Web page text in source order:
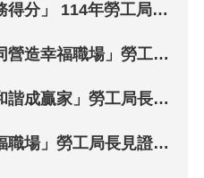
「勞政績效優異 市政服務得分」 114年勞工局年終施政成果發表
「維穩和諧勞資關係 共同營造幸福職場」勞工局長見證正道公司企業工會與正道公司簽訂團體協約
「接單穩健助成長 勞資和諧成贏家」勞工局長見證東陽實業廠(股)公司企業工會與東陽實業廠(股)公司簽訂團體協約
「勞資和諧共融 永續幸福職場」勞工局長見證臺南紡織股份有限公司工會與臺南紡織股份有限公司簽訂團體協約